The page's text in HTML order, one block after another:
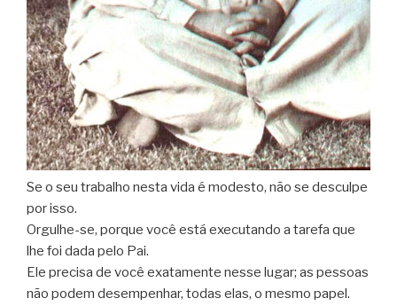
Se o seu trabalho nesta vida é modesto, não se desculpe
por isso.
Orgulhe-se, porque você está executando a tarefa que
lhe foi dada pelo Pai.
Ele precisa de você exatamente nesse lugar; as pessoas
não podem desempenhar, todas elas, o mesmo papel.